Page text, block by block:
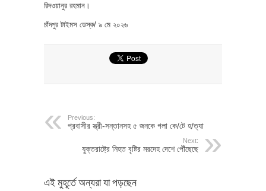
রিদওয়ানুর রহমান।
চাঁদপুর টাইমস ডেস্ক/ ৯ মে ২০২৬
Previous:
প্রবাসীর স্ত্রী-সন্তানসহ ৫ জনকে গলা কে/টে হ/ত্যা
Next:
যুক্তরাষ্ট্রে নিহত বৃষ্টির মরদেহ দেশে পৌঁছেছে
এই মুহূর্তে অন্যরা যা পড়ছেন